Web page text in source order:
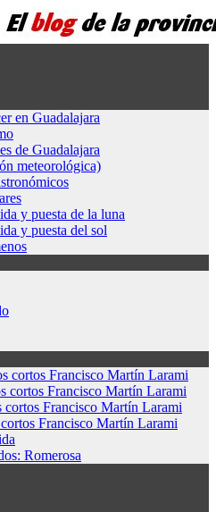
en Guadalajara
de Guadalajara
meteorológica)
y puesta de la luna
y puesta del sol
cortos Francisco Martín Larami
cortos Francisco Martín Larami
cortos Francisco Martín Larami
Francisco Martín Larami
Romerosa